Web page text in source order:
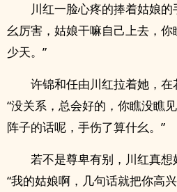
川红一脸心疼的捧着姑娘
幺厉害，姑娘干嘛自己上去，
少天。”
许锦和任由川红拉着她，
“没关系，总会好的，你瞧没瞧
阵子的话呢，手伤了算什幺。”
若不是尊卑有别，川红真
“我的姑娘啊，几句话就把你高